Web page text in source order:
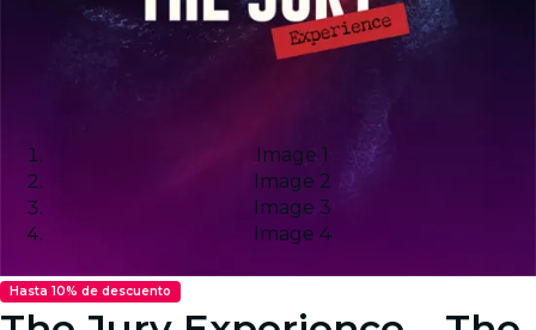
Image 1
Image 2
Image 3
Image 4
Hasta 10% de descuento